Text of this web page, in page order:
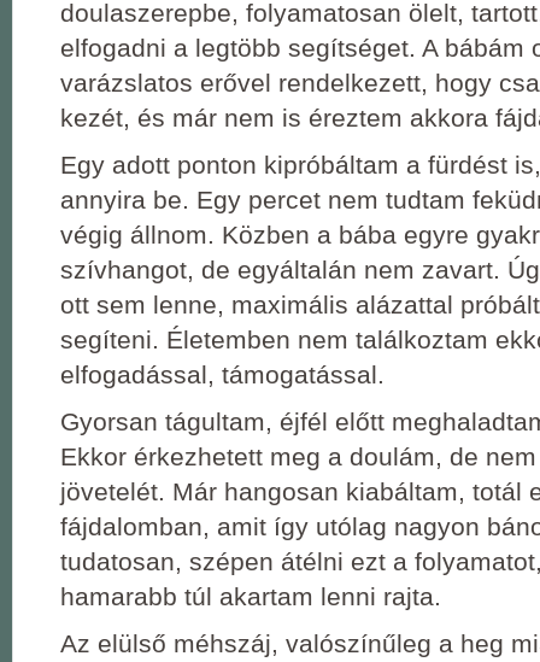
doulaszerepbe, folyamatosan ölelt,
elfogadni a legtöbb segítséget. A bábám
varázslatos erővel rendelkezett, hogy
kezét, és már nem is éreztem akkora
Egy adott ponton kipróbáltam a fürdést
annyira be. Egy percet nem tudtam
végig állnom. Közben a bába egyre
szívhangot, de egyáltalán nem zavart.
ott sem lenne, maximális alázattal
segíteni. Életemben nem találkoztam
elfogadással, támogatással.
Gyorsan tágultam, éjfél előtt
Ekkor érkezhetett meg a doulám, de
jövetelét. Már hangosan kiabáltam, totál
fájdalomban, amit így utólag nagyon
tudatosan, szépen átélni ezt a
hamarabb túl akartam lenni rajta.
Az elülső méhszáj, valószínűleg a heg